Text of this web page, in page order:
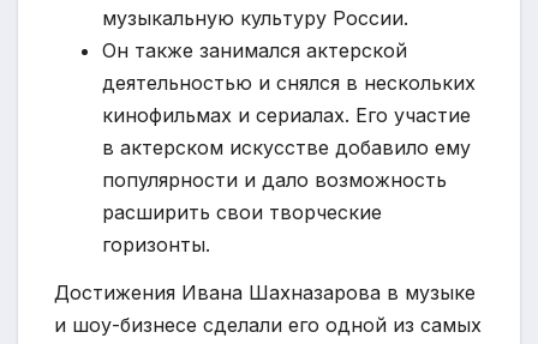
музыкальную культуру России.
Он также занимался актерской
деятельностью и снялся в нескольких
кинофильмах и сериалах. Его участие
в актерском искусстве добавило ему
популярности и дало возможность
расширить свои творческие
горизонты.
Достижения Ивана Шахназарова в музыке
и шоу-бизнесе сделали его одной из самых